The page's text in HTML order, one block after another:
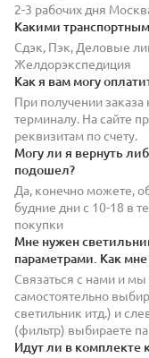
2-3 рабочих дня
Какими
Сдэк, Пэк, Деловые
Желдорэкспедиция
Как я вам могу
При получении
терминалу. На сайте
реквизитам по счету.
Могу ли я вернуть
подошел?
Да, конечно можете,
будние дни с 10-18 в
покупки
Мне нужен
параметрами. Как мне
Связаться с нами и
самостоятельно
светильник итд.) и
(фильтр) выбираете
Идут ли в комплекте